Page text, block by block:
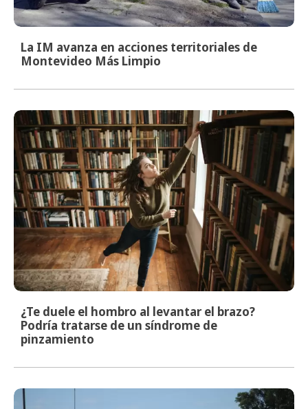
La IM avanza en acciones territoriales de
Montevideo Más Limpio
¿Te duele el hombro al levantar el brazo?
Podría tratarse de un síndrome de
pinzamiento